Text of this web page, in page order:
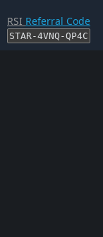
RSI Referral Code
STAR-4VNQ-QP4C